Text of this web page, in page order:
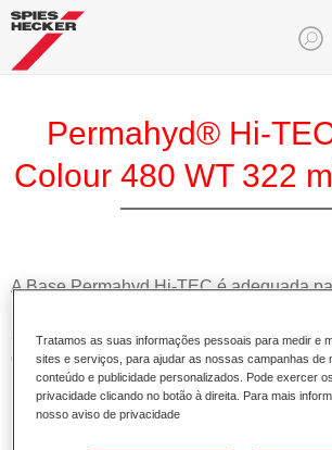
Permahyd® Hi-
Colour 480 WT 322
A Base Permahyd Hi-TEC é adequada
sistema de base bicamada aquosa. Este
contém todas as cores lisas e de efeito
repintura de alta qualidade de veículos
passageiros.
Tratamos as suas informações pessoais para medir e
sites e serviços, para ajudar as nossas campanhas de
conteúdo e publicidade personalizados. Pode exercer
privacidade clicando no botão à direita. Para mais
nosso aviso de privacidade